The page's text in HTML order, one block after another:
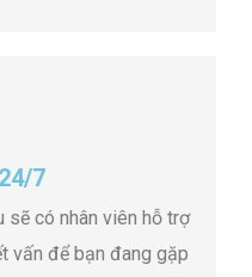
7
sẽ có nhân viên hỗ trợ
vấn để bạn đang gặp